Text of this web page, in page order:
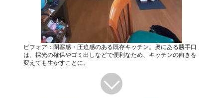
ビフォア：閉塞感・圧迫感のある既存キッチン。奥にある勝手口
は、採光の確保やゴミ出しなどで便利なため、キッチンの向きを
変えても生かすことに。